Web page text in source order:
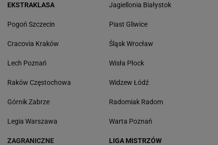
EKSTRAKLASA
Pogoń Szczecin
Cracovia Kraków
Lech Poznań
Raków Częstochowa
Górnik Zabrze
Legia Warszawa
Jagiellonia Białystok
Piast Gliwice
Śląsk Wrocław
Wisła Płock
Widzew Łódź
Radomiak Radom
Warta Poznań
ZAGRANICZNE LIGA MISTRZÓW